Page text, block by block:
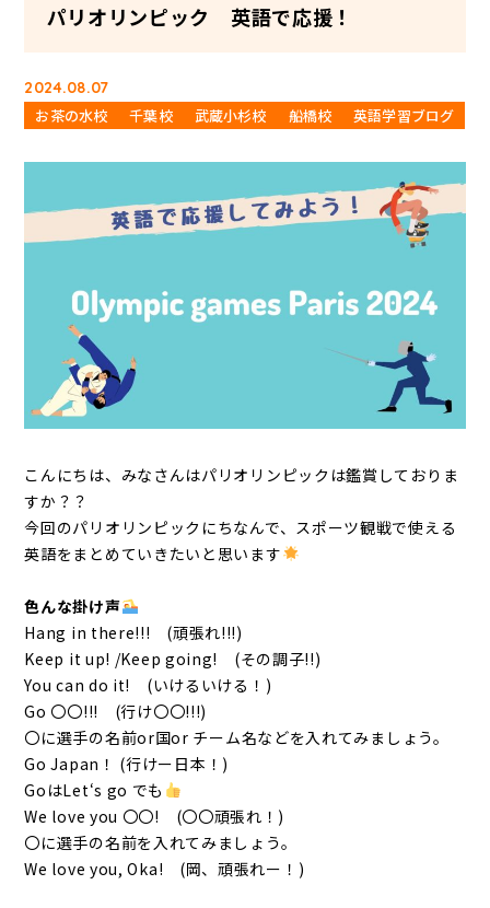
パリオリンピック 英語で応援！
2024.08.07
お茶の水校 千葉校 武蔵小杉校 船橋校 英語学習ブログ
こんにちは、みなさんはパリオリンピックは鑑賞しておりま
すか？？
今回のパリオリンピックにちなんで、スポーツ観戦で使える
英語をまとめていきたいと思います
色んな掛け声
Hang in there!!! (頑張れ!!!)
Keep it up! /Keep going! (その調子!!)
You can do it!
(いけるいける！)
Go 〇〇!!! (行け〇〇!!!)
〇に選手の名前or国or チーム名などを入れてみましょう。
Go Japan！ (行けー日本！)
GoはLet‘s go でも
We love you 〇〇! (〇〇頑張れ！)
〇に選手の名前を入れてみましょう。
We love you, Oka! (岡、頑張れー！)